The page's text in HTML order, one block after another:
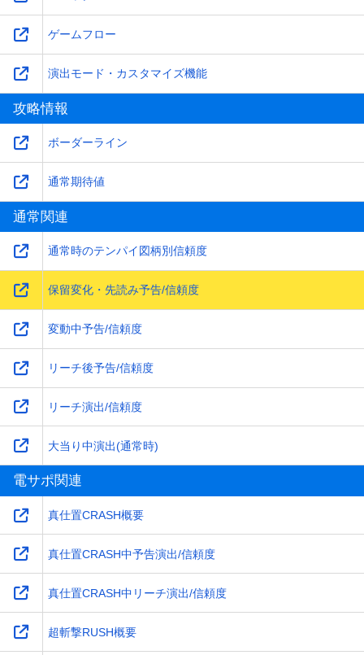
ゲームフロー
演出モード・カスタマイズ機能
攻略情報
ボーダーライン
通常期待値
通常関連
通常時のテンパイ図柄別信頼度
保留変化・先読み予告/信頼度
変動中予告/信頼度
リーチ後予告/信頼度
リーチ演出/信頼度
大当り中演出(通常時)
電サポ関連
真仕置CRASH概要
真仕置CRASH中予告演出/信頼度
真仕置CRASH中リーチ演出/信頼度
超斬撃RUSH概要